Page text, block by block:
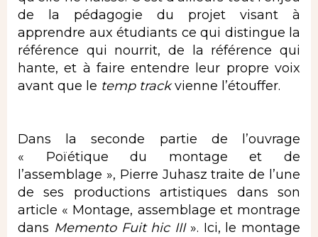
de la pédagogie du projet visant à
apprendre aux étudiants ce qui distingue la
référence qui nourrit, de la référence qui
hante, et à faire entendre leur propre voix
avant que le temp trackvienne l’étouffer.
Dans la seconde partie de l’ouvrage
« Poïétique du montage et de
l’assemblage », Pierre Juhasz traite de l’une
de ses productions artistiques dans son
article « Montage, assemblage et montrage
dans Memento Fuit hic III». Ici, le montage